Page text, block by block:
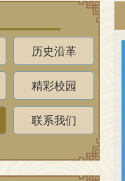
历史沿革
精彩校园
联系我们